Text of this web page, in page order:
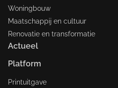
Woningbouw
Maatschappij en cultuur
Renovatie en transformatie
Actueel
Platform
Printuitgave